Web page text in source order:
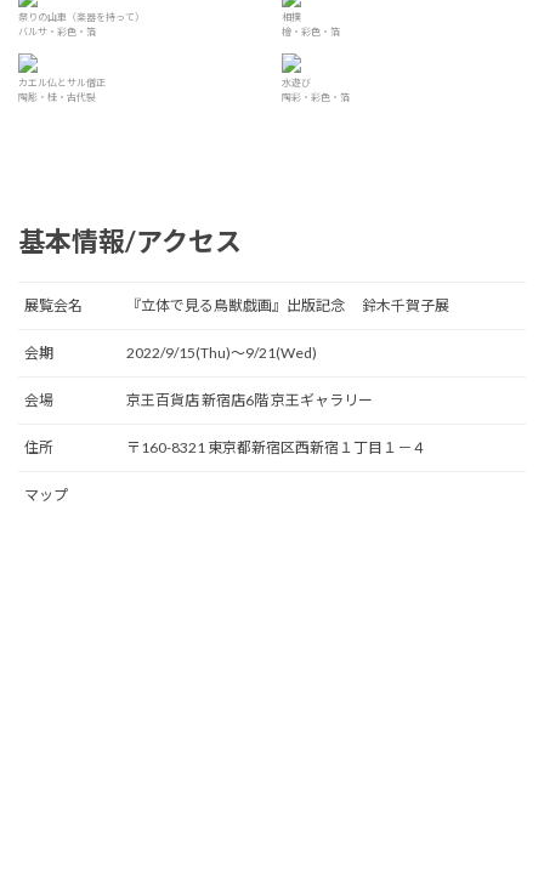
祭りの山車（楽器を持って）
バルサ・彩色・箔
相撲
檜・彩色・箔
カエル仏とサル僧正
陶彫・桂・古代裂
水遊び
陶彩・彩色・箔
基本情報/アクセス
展覧会名 『立体で見る鳥獣戯画』出版記念 鈴木千賀子展
会期 2022/9/15(Thu)〜9/21(Wed)
会場 京王百貨店 新宿店6階 京王ギャラリー
住所 〒160-8321 東京都新宿区西新宿１丁目１－４
マップ